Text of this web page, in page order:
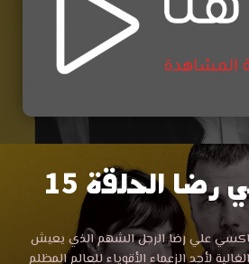
الحلقة 15
علي رضا الرجل الشهم الذي يعيش
لأحد الزعماء الأقوياء للعالم المظلم